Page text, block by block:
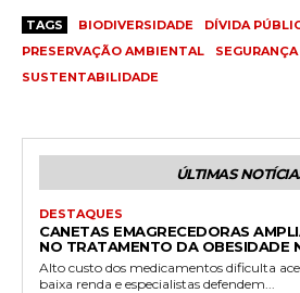
TAGS BIODIVERSIDADE
DÍVIDA
PRESERVAÇÃO AMBIENTAL
SUSTENTABILIDADE
ÚLTIMAS
DESTAQUES
CANETAS EMAGRECEDORAS
NO TRATAMENTO DA OBESIDADE
Alto custo dos medicamentos dificulta
baixa renda e especialistas defendem...